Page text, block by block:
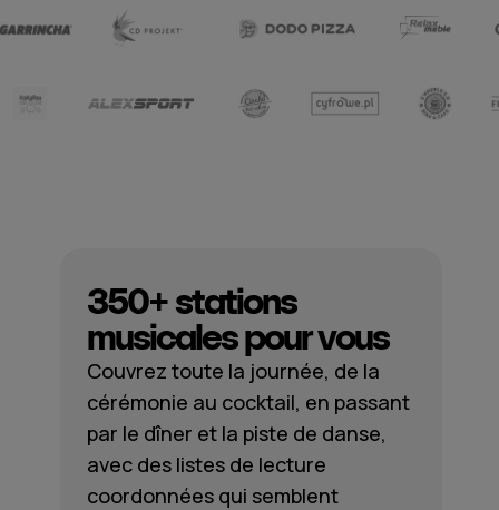
350+ stations
musicales pour vous
Couvrez toute la journée, de la
cérémonie au cocktail, en passant
par le dîner et la piste de danse,
avec des listes de lecture
coordonnées qui semblent